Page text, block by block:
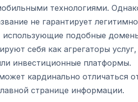
технологиями.
не гарантирует
использующие подобные
себя как агрегаторы услуг,
инвестиционные платформы.
кардинально отличаться
странице информации.